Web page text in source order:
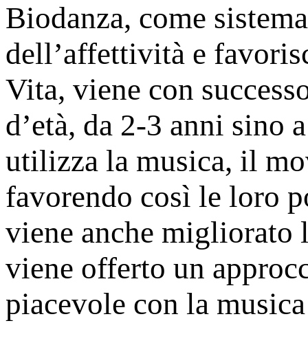
Biodanza, come
dell’affettività e
Vita, viene con
d’età, da 2-3 anni sino
utilizza la musica, il
favorendo così le loro
viene anche migliorato
viene offerto un
piacevole con la